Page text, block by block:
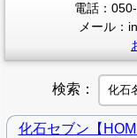
電話：
メール：
検索：
化石セブン【